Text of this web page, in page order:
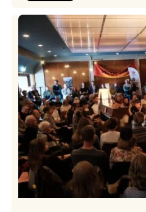
frå
Vossa
Jazz
om
endringar
i
administrasjonen